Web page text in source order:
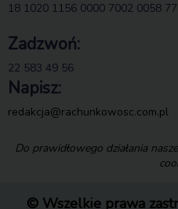
18 1020 1156 0000 7002 0058
Zadzwoń:
22 583 49 56
Napisz:
redakcja@rachunkowosc.com.pl
Do prawidłowego działania
© Wszelkie prawa